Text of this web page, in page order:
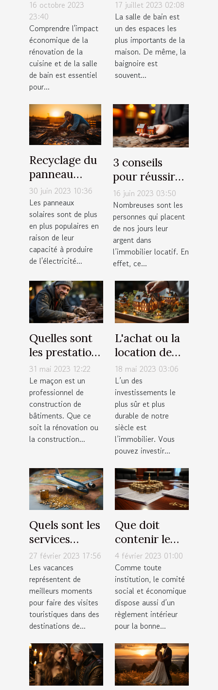
rénovation de
cuisine et
salle de bain
16 octobre 2023
23:40
Comprendre l'impact
économique de la
rénovation de la
cuisine et de la salle
de bain est essentiel
pour...
salle de bain
17 juillet 2023 02:08
La salle de bain est
un des espaces les
plus importants de la
maison. De même, la
baignoire est
souvent...
Recyclage du
panneau
solaire : qu'en
est-il
vraiment ?
30 juin 2023 10:36
Les panneaux
solaires sont de plus
en plus populaires en
raison de leur
capacité à produire
de l'électricité...
3 conseils
pour réussir
votre
investissement
locatif
16 juin 2023 03:50
Nombreuses sont les
personnes qui placent
de nos jours leur
argent dans
l’immobilier locatif. En
effet, ce...
Quelles sont
les prestations
proposées par
un maçon ?
31 mai 2023 12:22
Le maçon est un
professionnel de
construction de
bâtiments. Que ce
soit la rénovation ou
la construction...
L'achat ou la
location de
résidence
principale :
quels sont nos
avis à ce sujet
?
18 mai 2023 03:06
L’un des
investissements le
plus sûr et plus
durable de notre
siècle est
l’immobilier. Vous
pouvez investir...
Quels sont les
services
proposés par
une agence
de tourisme ?
27 février 2023 17:56
Les vacances
représentent de
meilleurs moments
pour faire des visites
touristiques dans des
destinations de...
Que doit
contenir le
règlement
intérieur du
CSE ?
4 février 2023 01:00
Comme toute
institution, le comité
social et économique
dispose aussi d’un
règlement intérieur
pour la bonne...